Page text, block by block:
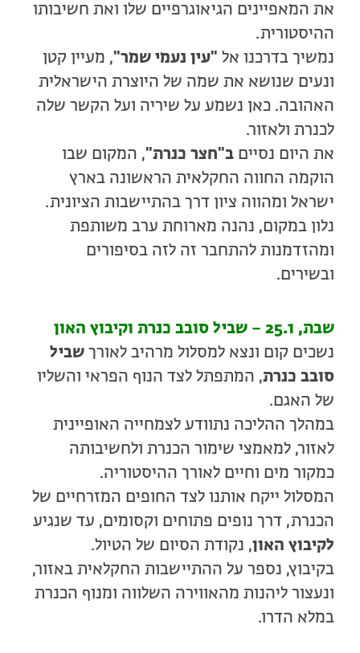
את המאפיינים הגיאוגרפיים שלו ואת חשיבותו
ההיסטורית.
נמשיך בדרכנו אל "עין נעמי שמר", מעיין קטן
ונעים שנושא את שמה של היוצרת הישראלית
האהובה. כאן נשמע על שיריה ועל הקשר שלה
לכנרת ולאזור.
את היום נסיים ב"חצר כנרת", המקום שבו
הוקמה החווה החקלאית הראשונה בארץ
ישראל ומהווה ציון דרך בהתיישבות הציונית.
נלון במקום, נהנה מארוחת ערב משותפת
ומהזדמנות להתחבר זה לזה בסיפורים
ובשירים.
שבת, 25.1 – שביל סובב כנרת וקיבוץ האון
נשכים קום ונצא למסלול מרהיב לאורך שביל
סובב כנרת, המתפתל לצד הנוף הפראי והשליו
של האגם.
במהלך ההליכה נתוודע לצמחייה האופיינית
לאזור, למאמצי שימור הכנרת ולחשיבותה
כמקור מים וחיים לאורך ההיסטוריה.
המסלול ייקח אותנו לצד החופים המזרחיים של
הכנרת, דרך נופים פתוחים וקסומים, עד שנגיע
לקיבוץ האון, נקודת הסיום של הטיול.
בקיבוץ, נספר על ההתיישבות החקלאית באזור,
ונעצור ליהנות מהאווירה השלווה ומנוף הכנרת
במלא הדרו.